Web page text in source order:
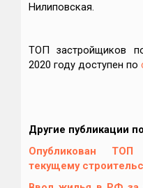
Нилиповская.
ТОП застройщиков
2020 году доступен по
Другие публикации
Опубликован
текущему